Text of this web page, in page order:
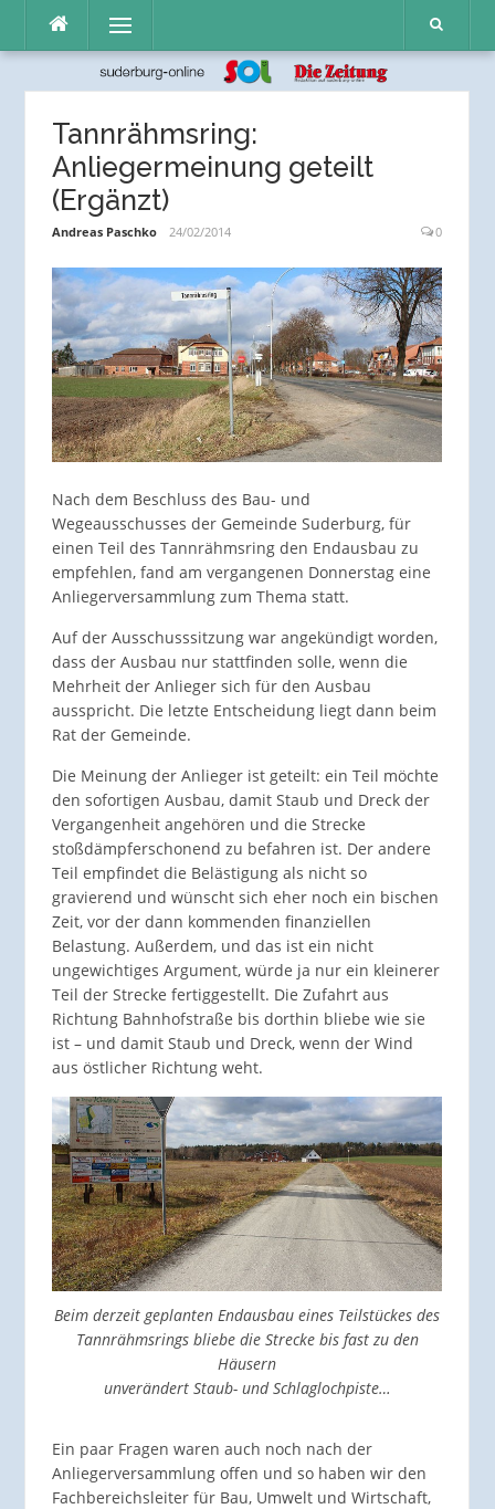
Inhalt
Menü
Tannrähmsring:
Anliegermeinung geteilt
(Ergänzt)
Andreas Paschko 24/02/2014 0
Nach dem Beschluss des Bau- und
Wegeausschusses der Gemeinde Suderburg, für
einen Teil des Tannrähmsring den Endausbau zu
empfehlen, fand am vergangenen Donnerstag eine
Anliegerversammlung zum Thema statt.
Auf der Ausschusssitzung war angekündigt worden,
dass der Ausbau nur stattfinden solle, wenn die
Mehrheit der Anlieger sich für den Ausbau
ausspricht. Die letzte Entscheidung liegt dann beim
Rat der Gemeinde.
Die Meinung der Anlieger ist geteilt: ein Teil möchte
den sofortigen Ausbau, damit Staub und Dreck der
Vergangenheit angehören und die Strecke
stoßdämpferschonend zu befahren ist. Der andere
Teil empfindet die Belästigung als nicht so
gravierend und wünscht sich eher noch ein bischen
Zeit, vor der dann kommenden finanziellen
Belastung. Außerdem, und das ist ein nicht
ungewichtiges Argument, würde ja nur ein kleinerer
Teil der Strecke fertiggestellt. Die Zufahrt aus
Richtung Bahnhofstraße bis dorthin bliebe wie sie
ist – und damit Staub und Dreck, wenn der Wind
aus östlicher Richtung weht.
Beim derzeit geplanten Endausbau eines Teilstückes des
Tannrähmsrings bliebe die Strecke bis fast zu den
Häusern
unverändert Staub- und Schlaglochpiste…
Ein paar Fragen waren auch noch nach der
Anliegerversammlung offen und so haben wir den
Fachbereichsleiter für Bau, Umwelt und Wirtschaft,